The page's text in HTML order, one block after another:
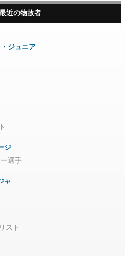
最近の物故者
・ジュニア
ジ
選手
ャ
スト